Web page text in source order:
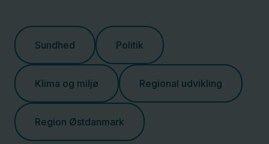
Regional
Udvikling
Politik
Sundhed Politik
Klima og miljø Regional udvikling
Region Østdanmark